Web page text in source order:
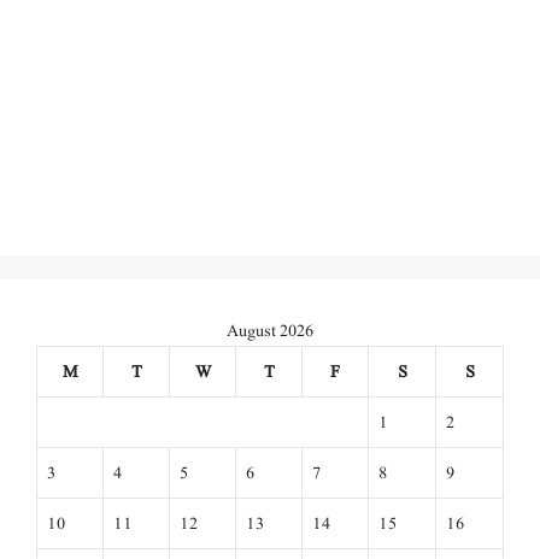
August 2026
M
T W T F S
S
1
2
3
4 5 6 7 8
9
10
11 12 13 14 15
16